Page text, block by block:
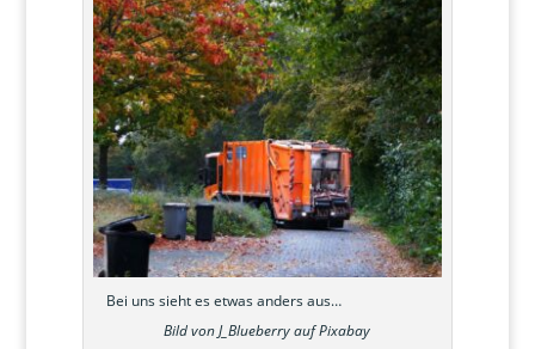
Bei uns sieht es etwas anders aus…
Bild von J_Blueberry auf Pixabay